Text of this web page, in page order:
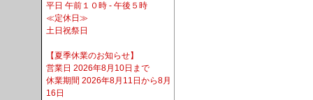
平日 午前１０時 - 午後５時
≪定休日≫
土日祝祭日
【夏季休業のお知らせ】
営業日 2026年8月10日まで
休業期間 2026年8月11日から8月
16日